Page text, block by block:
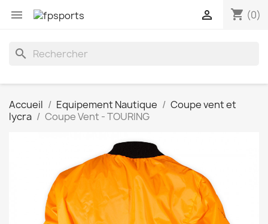
 shopping_cart (0)

search
Accueil Equipement Nautique
Coupe vent et
lycra
Coupe Vent - TOURING